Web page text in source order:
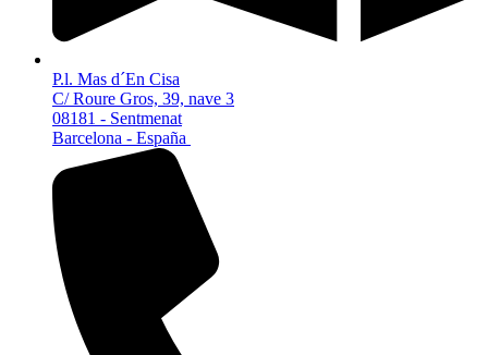
P.l. Mas d´En Cisa
C/ Roure Gros, 39, nave 3
08181 - Sentmenat
Barcelona - España